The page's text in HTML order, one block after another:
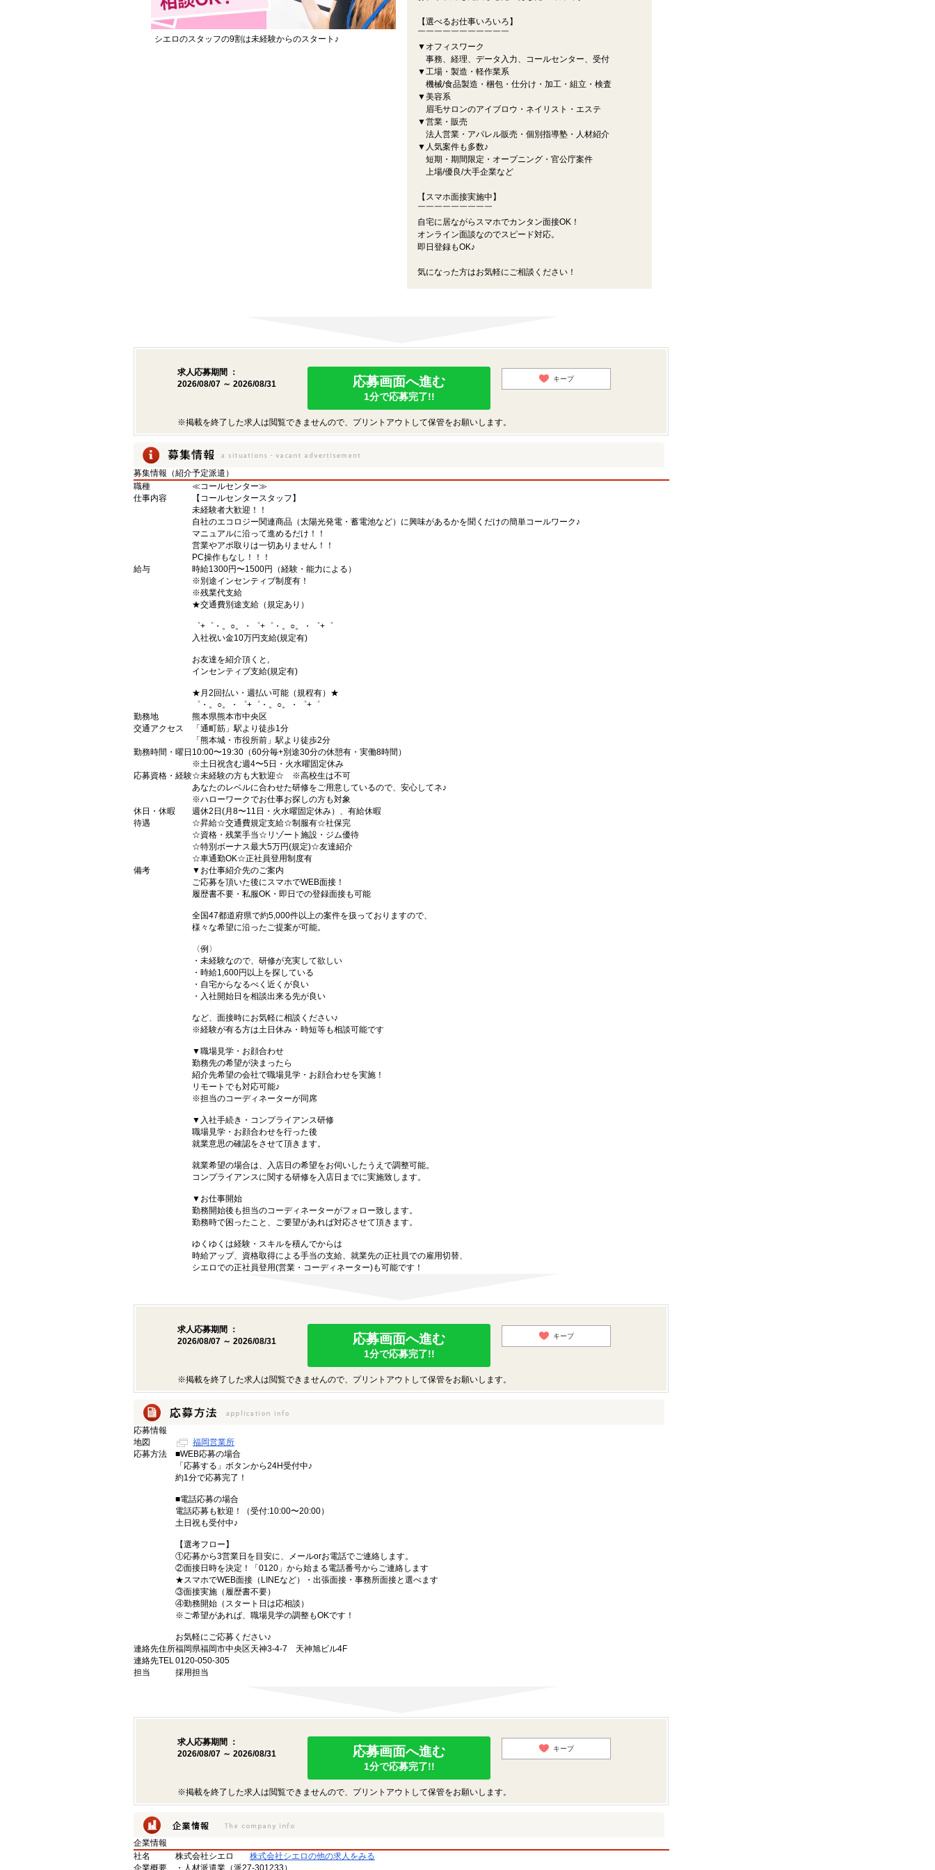
シエロのスタッフの9割は未経験からのスタート♪
【選べるお仕事いろいろ】
￣￣￣￣￣￣￣￣￣￣￣
▼オフィスワーク
事務、経理、データ入力、コールセンター、受付
▼工場・製造・軽作業系
機械/食品製造・梱包・仕分け・加工・組立・検査
▼美容系
眉毛サロンのアイブロウ・ネイリスト・エステ
▼営業・販売
法人営業・アパレル販売・個別指導塾・人材紹介
▼人気案件も多数♪
短期・期間限定・オープニング・官公庁案件
上場/優良/大手企業など
【スマホ面接実施中】
￣￣￣￣￣￣￣￣￣
自宅に居ながらスマホでカンタン面接OK！
オンライン面談なのでスピード対応。
即日登録もOK♪
気になった方はお気軽にご相談ください！
求人応募期間 ：
2026/08/07 ～ 2026/08/31
応募画面へ進む
1分で応募完了!!
キープ
※掲載を終了した求人は閲覧できませんので、プリントアウトして保管をお願いします。
募集情報（紹介予定派遣）
職種
≪コールセンター≫
仕事内容
【コールセンタースタッフ】
未経験者大歓迎！！
自社のエコロジー関連商品（太陽光発電・蓄電池など）に興味があるかを聞くだけの簡単コールワーク♪
マニュアルに沿って進めるだけ！！
営業やアポ取りは一切ありません！！
PC操作もなし！！！
給与
時給1300円〜1500円（経験・能力による）
※別途インセンティブ制度有！
※残業代支給
★交通費別途支給（規定あり）
゜+゜・。○。・゜+゜・。○。・゜+゜
入社祝い金10万円支給(規定有)
お友達を紹介頂くと,
インセンティブ支給(規定有)
★月2回払い・週払い可能（規程有）★
゜・。○。・゜+゜・。○。・゜+゜
勤務地
熊本県熊本市中央区
交通アクセス
「通町筋」駅より徒歩1分
「熊本城・市役所前」駅より徒歩2分
勤務時間・曜日 10:00〜19:30（60分毎+別途30分の休憩有・実働8時間）
※土日祝含む週4〜5日・火水曜固定休み
応募資格・経験☆未経験の方も大歓迎☆ ※高校生は不可
あなたのレベルに合わせた研修をご用意しているので、安心してネ♪
※ハローワークでお仕事お探しの方も対象
休日・休暇
週休2日(月8〜11日・火水曜固定休み）、有給休暇
待遇
☆昇給☆交通費規定支給☆制服有☆社保完
☆資格・残業手当☆リゾート施設・ジム優待
☆特別ボーナス最大5万円(規定)☆友達紹介
☆車通勤OK☆正社員登用制度有
備考
▼お仕事紹介先のご案内
ご応募を頂いた後にスマホでWEB面接！
履歴書不要・私服OK・即日での登録面接も可能
全国47都道府県で約5,000件以上の案件を扱っておりますので、
様々な希望に沿ったご提案が可能。
〈例〉
・未経験なので、研修が充実して欲しい
・時給1,600円以上を探している
・自宅からなるべく近くが良い
・入社開始日を相談出来る先が良い
など、面接時にお気軽に相談ください♪
※経験が有る方は土日休み・時短等も相談可能です
▼職場見学・お顔合わせ
勤務先の希望が決まったら
紹介先希望の会社で職場見学・お顔合わせを実施！
リモートでも対応可能♪
※担当のコーディネーターが同席
▼入社手続き・コンプライアンス研修
職場見学・お顔合わせを行った後
就業意思の確認をさせて頂きます。
就業希望の場合は、入店日の希望をお伺いしたうえで調整可能。
コンプライアンスに関する研修を入店日までに実施致します。
▼お仕事開始
勤務開始後も担当のコーディネーターがフォロー致します。
勤務時で困ったこと、ご要望があれば対応させて頂きます。
ゆくゆくは経験・スキルを積んでからは
時給アップ、資格取得による手当の支給、就業先の正社員での雇用切替、
シエロでの正社員登用(営業・コーディネーター)も可能です！
求人応募期間 ：
2026/08/07 ～ 2026/08/31
応募画面へ進む
1分で応募完了!!
キープ
※掲載を終了した求人は閲覧できませんので、プリントアウトして保管をお願いします。
応募情報
地図
福岡営業所
応募方法
■WEB応募の場合
「応募する」ボタンから24H受付中♪
約1分で応募完了！
■電話応募の場合
電話応募も歓迎！（受付:10:00〜20:00）
土日祝も受付中♪
【選考フロー】
①応募から3営業日を目安に、メールorお電話でご連絡します。
②面接日時を決定！「0120」から始まる電話番号からご連絡します
★スマホでWEB面接（LINEなど）・出張面接・事務所面接と選べます
③面接実施（履歴書不要）
④勤務開始（スタート日は応相談）
※ご希望があれば、職場見学の調整もOKです！
お気軽にご応募ください♪
連絡先住所福岡県福岡市中央区天神3-4-7 天神旭ビル4F
連絡先TEL0120-050-305
担当
採用担当
求人応募期間 ：
2026/08/07 ～ 2026/08/31
応募画面へ進む
1分で応募完了!!
キープ
※掲載を終了した求人は閲覧できませんので、プリントアウトして保管をお願いします。
企業情報
社名
株式会社シエロ
株式会社シエロの他の求人をみる
企業概要
・人材派遣業（派27-301233）